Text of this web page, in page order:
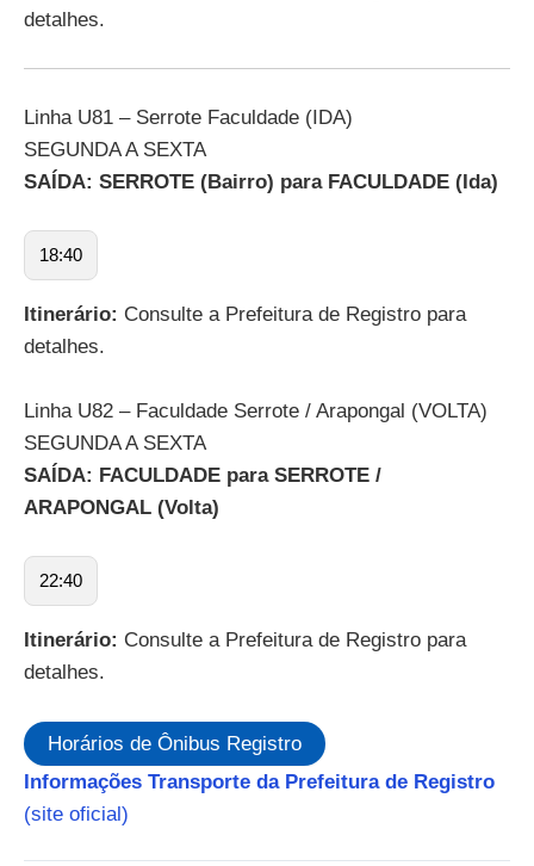
detalhes.
Linha U81 – Serrote Faculdade (IDA)
SEGUNDA A SEXTA
SAÍDA: SERROTE (Bairro) para FACULDADE (Ida)
18:40
Itinerário: Consulte a Prefeitura de Registro para
detalhes.
Linha U82 – Faculdade Serrote / Arapongal (VOLTA)
SEGUNDA A SEXTA
SAÍDA: FACULDADE para SERROTE /
ARAPONGAL (Volta)
22:40
Itinerário: Consulte a Prefeitura de Registro para
detalhes.
Horários de Ônibus Registro
Informações Transporte da Prefeitura de Registro
(site oficial)